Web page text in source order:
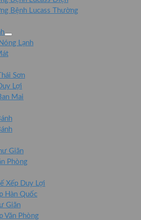
Bệnh Lucass Thường
Lạnh
Sơn
Lợi
Mai
Giãn
Phòng
Xếp Duy Lợi
Hàn Quốc
Giãn
Văn Phòng